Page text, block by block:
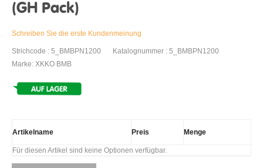
(GH Pack)
Schreiben Sie die erste Kundenmeinung
Strichcode : 5_BMBPN1200
Katalognummer : 5_BMBPN1200
Marke: XKKO BMB
Artikelname Preis Menge
Für diesen Artikel sind keine Optionen verfügbar.